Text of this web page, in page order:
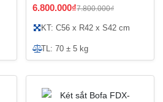
6.800.000₫7.800.000₫
KT: C56 x R42 x S42 cm
TL: 70 ± 5 kg